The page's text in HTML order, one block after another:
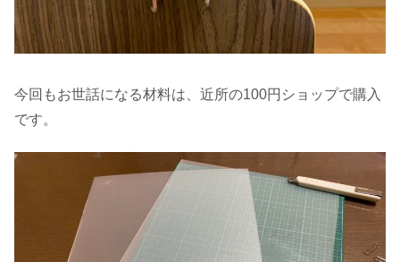
今回もお世話になる材料は、近所の100円ショップで購入
です。